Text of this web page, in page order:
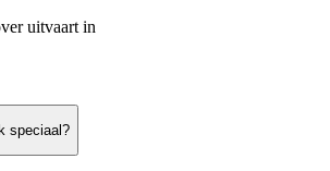
uitvaart in
speciaal?